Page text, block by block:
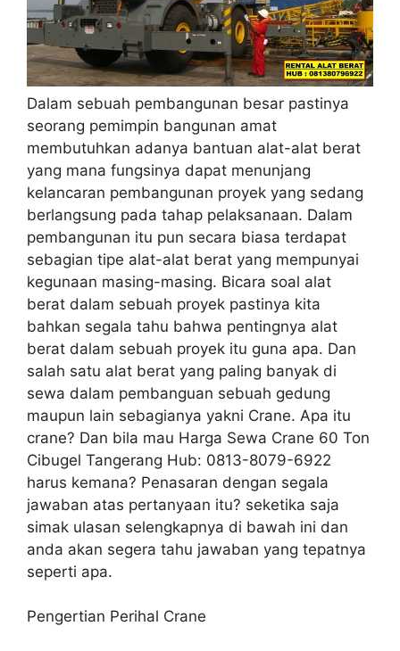
Dalam sebuah pembangunan besar pastinya
seorang pemimpin bangunan amat
membutuhkan adanya bantuan alat-alat berat
yang mana fungsinya dapat menunjang
kelancaran pembangunan proyek yang sedang
berlangsung pada tahap pelaksanaan. Dalam
pembangunan itu pun secara biasa terdapat
sebagian tipe alat-alat berat yang mempunyai
kegunaan masing-masing. Bicara soal alat
berat dalam sebuah proyek pastinya kita
bahkan segala tahu bahwa pentingnya alat
berat dalam sebuah proyek itu guna apa. Dan
salah satu alat berat yang paling banyak di
sewa dalam pembanguan sebuah gedung
maupun lain sebagianya yakni Crane. Apa itu
crane? Dan bila mau Harga Sewa Crane 60 Ton
Cibugel Tangerang Hub: 0813-8079-6922
harus kemana? Penasaran dengan segala
jawaban atas pertanyaan itu? seketika saja
simak ulasan selengkapnya di bawah ini dan
anda akan segera tahu jawaban yang tepatnya
seperti apa.
Pengertian Perihal Crane